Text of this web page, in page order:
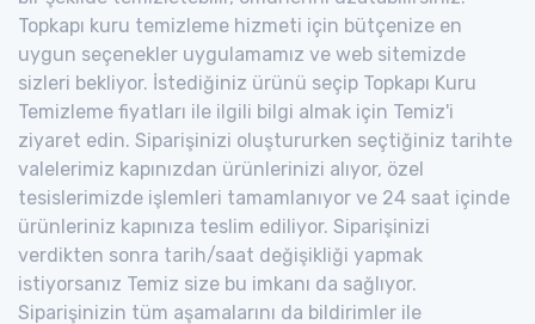
Topkapı kuru temizleme hizmeti için bütçenize en
uygun seçenekler uygulamamız ve web sitemizde
sizleri bekliyor. İstediğiniz ürünü seçip Topkapı Kuru
Temizleme fiyatları ile ilgili bilgi almak için Temiz'i
ziyaret edin. Siparişinizi oluştururken seçtiğiniz tarihte
valelerimiz kapınızdan ürünlerinizi alıyor, özel
tesislerimizde işlemleri tamamlanıyor ve 24 saat içinde
ürünleriniz kapınıza teslim ediliyor. Siparişinizi
verdikten sonra tarih/saat değişikliği yapmak
istiyorsanız Temiz size bu imkanı da sağlıyor.
Siparişinizin tüm aşamalarını da bildirimler ile